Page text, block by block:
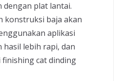
dengan plat lantai.
konstruksi baja akan
aplikasi
hasil lebih rapi, dan
cat dinding